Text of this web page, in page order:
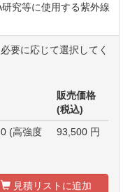
究等に使用する紫外線
要に応じて選択してく
販売価格
(税込)
(高強度
93,500 円
見積リストに追加